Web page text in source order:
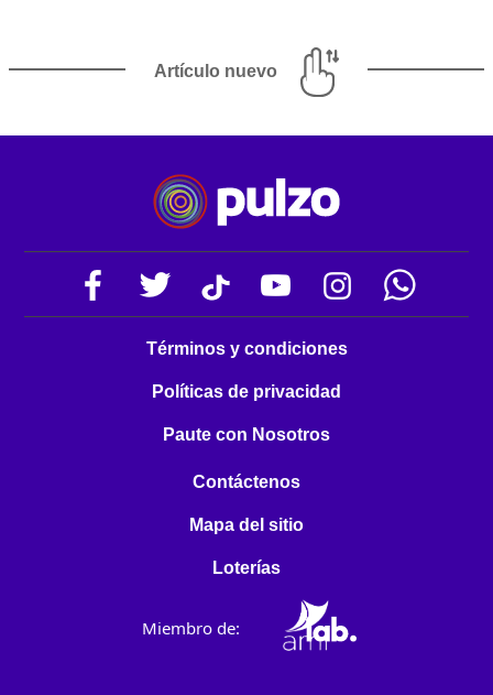
Artículo nuevo
Términos y condiciones
Políticas de privacidad
Paute con Nosotros
Contáctenos
Mapa del sitio
Loterías
Miembro de: